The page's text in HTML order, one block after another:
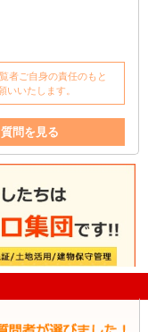
者ご自身の責任のもと
いいたします。
問を見る
入居後
騒音